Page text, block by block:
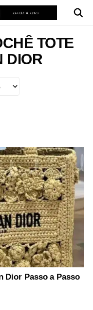
TOTE
DIOR
Dior Passo a Passo